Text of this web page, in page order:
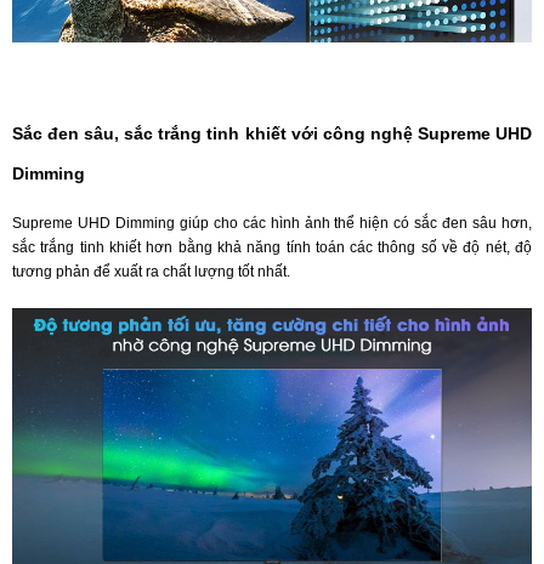
Sắc đen sâu, sắc trắng tinh khiết với công nghệ Supreme UHD
Dimming
Supreme UHD Dimming giúp cho các hình ảnh thể hiện có sắc đen sâu hơn,
sắc trắng tinh khiết hơn bằng khả năng tính toán các thông số về độ nét, độ
tương phản để xuất ra chất lượng tốt nhất.